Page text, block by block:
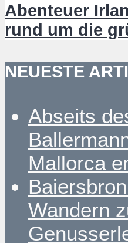
Abenteuer
rund um die
NEUESTE
Abseits
Mallorca
Wandern